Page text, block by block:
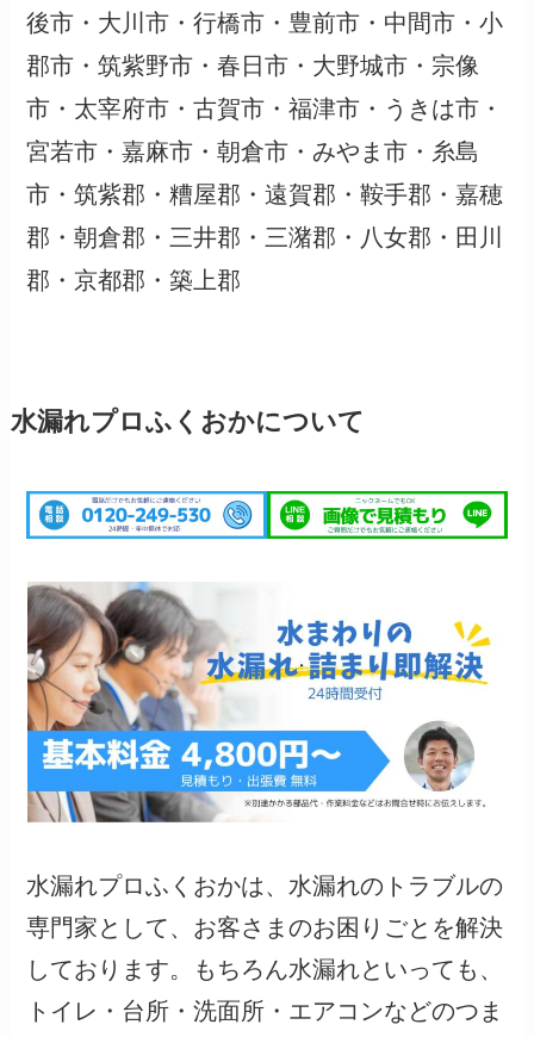
後市・大川市・行橋市・豊前市・中間市・小
郡市・筑紫野市・春日市・大野城市・宗像
市・太宰府市・古賀市・福津市・うきは市・
宮若市・嘉麻市・朝倉市・みやま市・糸島
市・筑紫郡・糟屋郡・遠賀郡・鞍手郡・嘉穂
郡・朝倉郡・三井郡・三潴郡・八女郡・田川
郡・京都郡・築上郡
水漏れプロふくおかについて
水漏れプロふくおかは、水漏れのトラブルの
専門家として、お客さまのお困りごとを解決
しております。もちろん水漏れといっても、
トイレ・台所・洗面所・エアコンなどのつま